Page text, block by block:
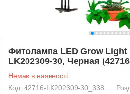
Фитолампа LED Grow Light
LK202309-30, Черная
Немає в наявності
Код: 42716-LK202309-30_338